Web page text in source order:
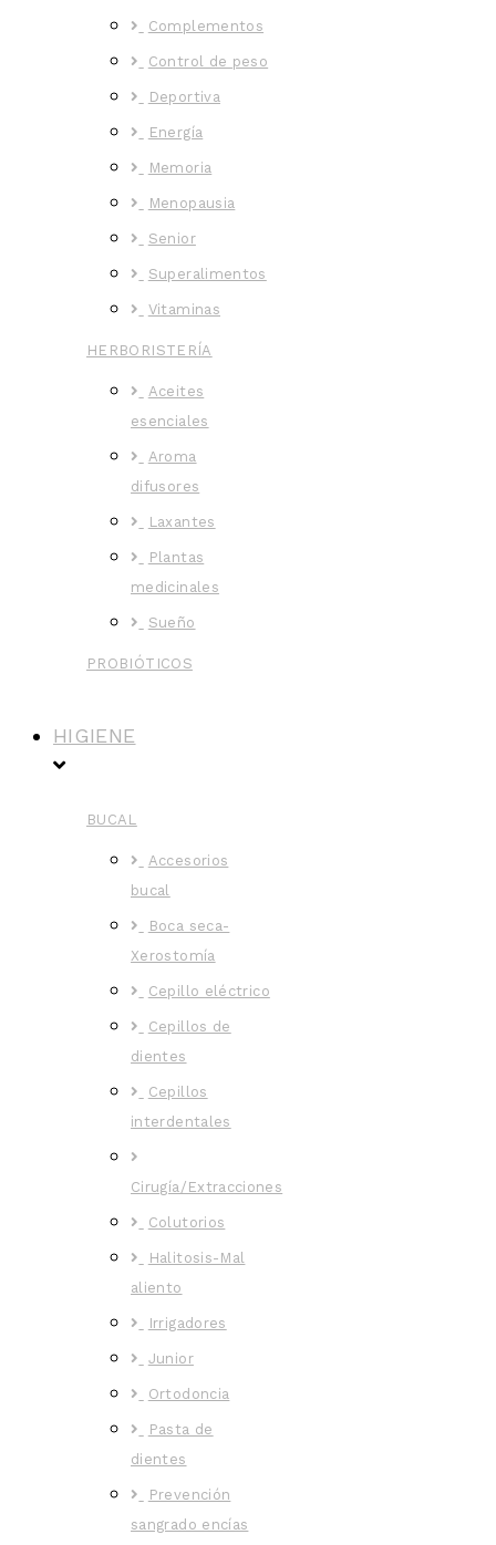
Complementos
Control de peso
Deportiva
Energía
Memoria
Menopausia
Senior
Superalimentos
Vitaminas
HERBORISTERÍA
Aceites
esenciales
Aroma
difusores
Laxantes
Plantas
medicinales
Sueño
PROBIÓTICOS
HIGIENE
BUCAL
Accesorios
bucal
Boca seca-
Xerostomía
Cepillo eléctrico
Cepillos de
dientes
Cepillos
interdentales
Cirugía/Extracciones
Colutorios
Halitosis-Mal
aliento
Irrigadores
Junior
Ortodoncia
Pasta de
dientes
Prevención
sangrado encías